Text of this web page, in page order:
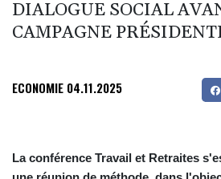
DIALOGUE SOCIAL
CAMPAGNE
ECONOMIE 04.11.2025
La conférence Travail et Retraites